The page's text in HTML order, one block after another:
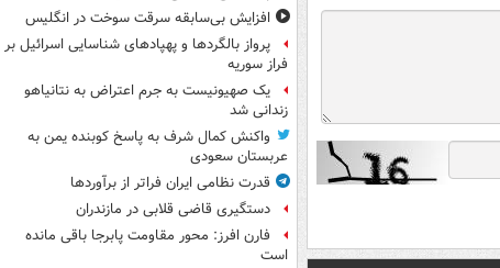
افزایش بی‌سابقه سرقت سوخت در انگلیس
پرواز بالگردها و پهپادهای شناسایی اسرائیل بر
فراز سوریه
یک صهیونیست به جرم اعتراض به نتانیاهو
زندانی شد
واکنش کمال شرف به پاسخ کوبنده یمن به
عربستان سعودی
قدرت نظامی ایران فراتر از برآوردها
دستگیری قاضی قلابی در مازندران
فارن افرز: محور مقاومت پابرجا باقی مانده
است